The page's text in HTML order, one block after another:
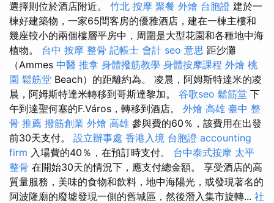
選擇則位於酒店附近。 竹北 按摩 聚餐 外燴 台胞證 建於一
棟好建築物，一家65間客房的優雅酒店，建在一棟主樓和
幾座較小的兩個樓層平房中，周圍是大型花園和各種地中海
植物。 台中 按摩 整骨 記帳士 會計 seo 意思 距沙灘
（Ammes 中醫 推拿 身體撥筋教學 身體按摩課程 外燴 桃
園 鬆筋堂 Beach）的距離約為。 凌晨，阿姆斯特達米的凌
晨，阿姆斯特達米轉移到哥斯達黎加。 谷歌seo 鬆筋堂 下
午到達聖何塞的F.Város，轉移到酒店。 外燴 高雄 臺中 整
骨 推薦 撥筋創業 外燴 高雄 參與費的60％，該費用在出發
前30天支付。 設立辦事處 香港入境 台胞證 accounting
firm 入場費的40％，在預訂時支付。 台中泰式按摩 太平
整骨 在開始30天的情況下，應支付總金額。 享受酒店的高
質量服務，美味的食物和飲料，地中海陽光，或發現著名的
阿波隆廟的廢墟發現一側的舊城區，然後潛入集市旋轉... 社